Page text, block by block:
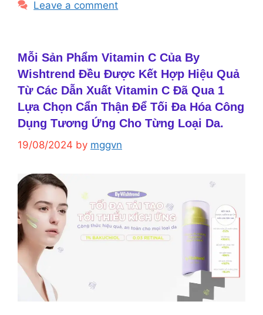
Leave a comment
Mỗi Sản Phẩm Vitamin C Của By
Wishtrend Đều Được Kết Hợp Hiệu Quả
Từ Các Dẫn Xuất Vitamin C Đã Qua 1
Lựa Chọn Cẩn Thận Để Tối Đa Hóa Công
Dụng Tương Ứng Cho Từng Loại Da.
19/08/2024 by mggvn